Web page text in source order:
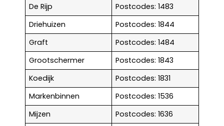
De Rijp
Postcodes: 1483
Driehuizen
Postcodes: 1844
Graft
Postcodes: 1484
Grootschermer
Postcodes: 1843
Koedijk
Postcodes: 1831
Markenbinnen
Postcodes: 1536
Mijzen
Postcodes: 1636